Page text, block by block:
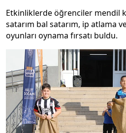
Etkinliklerde öğrenciler mendil
satarım bal satarım, ip atlama
oyunları oynama fırsatı buldu.